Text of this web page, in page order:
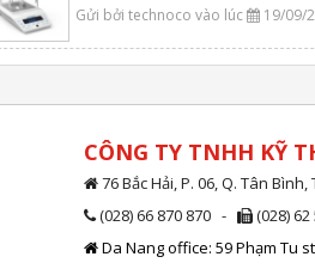
Gửi bởi technoco vào lúc 19/09/
CÔNG TY TNHH KỸ
76 Bắc Hải, P. 06, Q. Tân
(028) 66 870 870 -
(028)
Da Nang office: 59 Phạm Tu